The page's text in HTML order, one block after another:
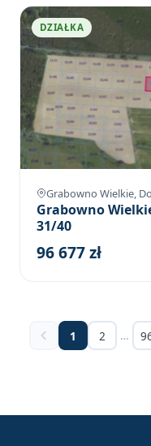
DZIAŁKA
Grabowno Wielkie,
Grabowno
31/40
96 677 zł
1 2 …